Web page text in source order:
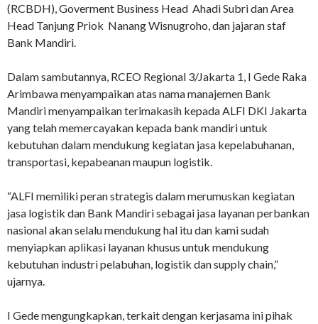
(RCBDH), Goverment Business Head Ahadi Subri dan Area
Head Tanjung Priok Nanang Wisnugroho, dan jajaran staf
Bank Mandiri.
Dalam sambutannya, RCEO Regional 3/Jakarta 1, I Gede Raka
Arimbawa menyampaikan atas nama manajemen Bank
Mandiri menyampaikan terimakasih kepada ALFI DKI Jakarta
yang telah memercayakan kepada bank mandiri untuk
kebutuhan dalam mendukung kegiatan jasa kepelabuhanan,
transportasi, kepabeanan maupun logistik.
“ALFI memiliki peran strategis dalam merumuskan kegiatan
jasa logistik dan Bank Mandiri sebagai jasa layanan perbankan
nasional akan selalu mendukung hal itu dan kami sudah
menyiapkan aplikasi layanan khusus untuk mendukung
kebutuhan industri pelabuhan, logistik dan supply chain,”
ujarnya.
I Gede mengungkapkan, terkait dengan kerjasama ini pihak